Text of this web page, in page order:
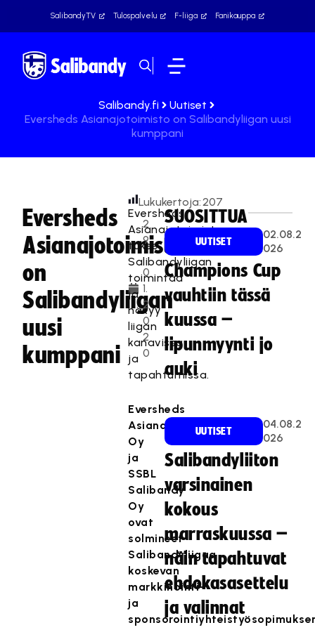
SalibandyTV Tulospalvelu F-liiga Fanikauppa
Salibandy.fi
Uutiset
Eversheds Asianajotoimisto on Salibandyliigan uusi
kumppani
Eversheds
Asianajotoimisto
on
Salibandyliigan
uusi
kumppani
2
9
.
0
1.
2
0
2
0
Lukukertoja:207
Eversheds
Asianajotoimisto
tukee
Salibandyliigan
toimintaa
ja
näkyy
liigan
kanavissa
ja
tapahtumissa.
Eversheds
Asianajotoimisto
Oy
ja
SSBL
Salibandy
Oy
ovat
solmineet
Salibandyliigaa
koskevan
markkinointi-
ja
SUOSITTUA
UUTISET
02.08.2
026
Champions Cup
vauhtiin tässä
kuussa –
lipunmyynti jo
auki
UUTISET
04.08.2
026
Salibandyliiton
varsinainen
kokous
marraskuussa –
näin tapahtuvat
ehdokasasettelu
ja valinnat